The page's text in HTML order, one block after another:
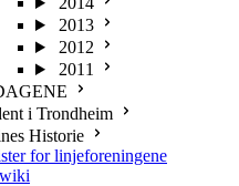
2013
2012
2011
i Trondheim
Historie
for linjeforeningene